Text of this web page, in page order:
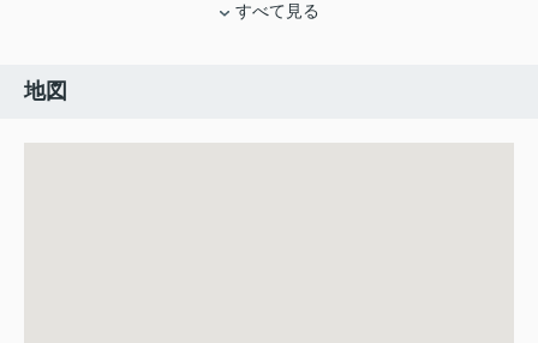
すべて見る
地図